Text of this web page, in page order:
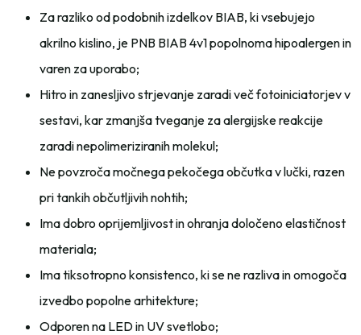
Za razliko od podobnih izdelkov BIAB, ki vsebujejo
akrilno kislino, je PNB BIAB 4v1 popolnoma hipoalergen in
varen za uporabo;
Hitro in zanesljivo strjevanje zaradi več fotoiniciatorjev v
sestavi, kar zmanjša tveganje za alergijske reakcije
zaradi nepolimeriziranih molekul;
Ne povzroča močnega pekočega občutka v lučki, razen
pri tankih občutljivih nohtih;
Ima dobro oprijemljivost in ohranja določeno elastičnost
materiala;
Ima tiksotropno konsistenco, ki se ne razliva in omogoča
izvedbo popolne arhitekture;
Odporen na LED in UV svetlobo;